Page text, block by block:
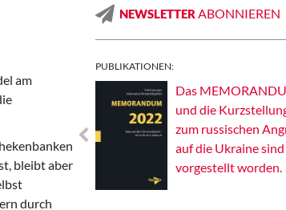
am
bleibt aber
durch
NEWSLETTER ABONNIEREN
PUBLIKATIONEN:
-
Das
und die
zum russischen
auf die Ukraine
vorgestellt worden.